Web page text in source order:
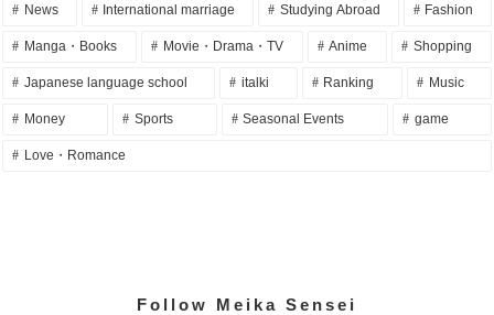
News International marriage Studying Abroad Fashion
Manga・Books Movie・Drama・TV Anime Shopping
Japanese language school italki Ranking Music
Money Sports Seasonal Events game
Love・Romance
Follow Meika Sensei